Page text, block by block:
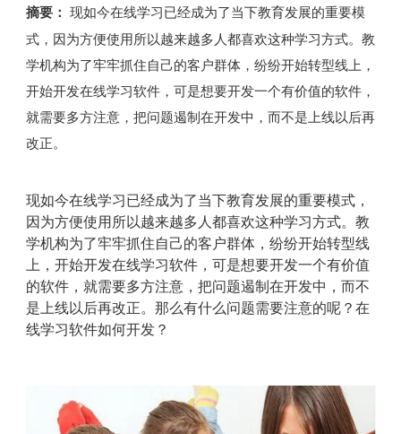
摘要： 现如今在线学习已经成为了当下教育发展的重要模
式，因为方便使用所以越来越多人都喜欢这种学习方式。教
学机构为了牢牢抓住自己的客户群体，纷纷开始转型线上，
开始开发在线学习软件，可是想要开发一个有价值的软件，
就需要多方注意，把问题遏制在开发中，而不是上线以后再
改正。
现如今在线学习已经成为了当下教育发展的重要模式，
因为方便使用所以越来越多人都喜欢这种学习方式。教
学机构为了牢牢抓住自己的客户群体，纷纷开始转型线
上，开始开发在线学习软件，可是想要开发一个有价值
的软件，就需要多方注意，把问题遏制在开发中，而不
是上线以后再改正。那么有什么问题需要注意的呢？在
线学习软件如何开发？